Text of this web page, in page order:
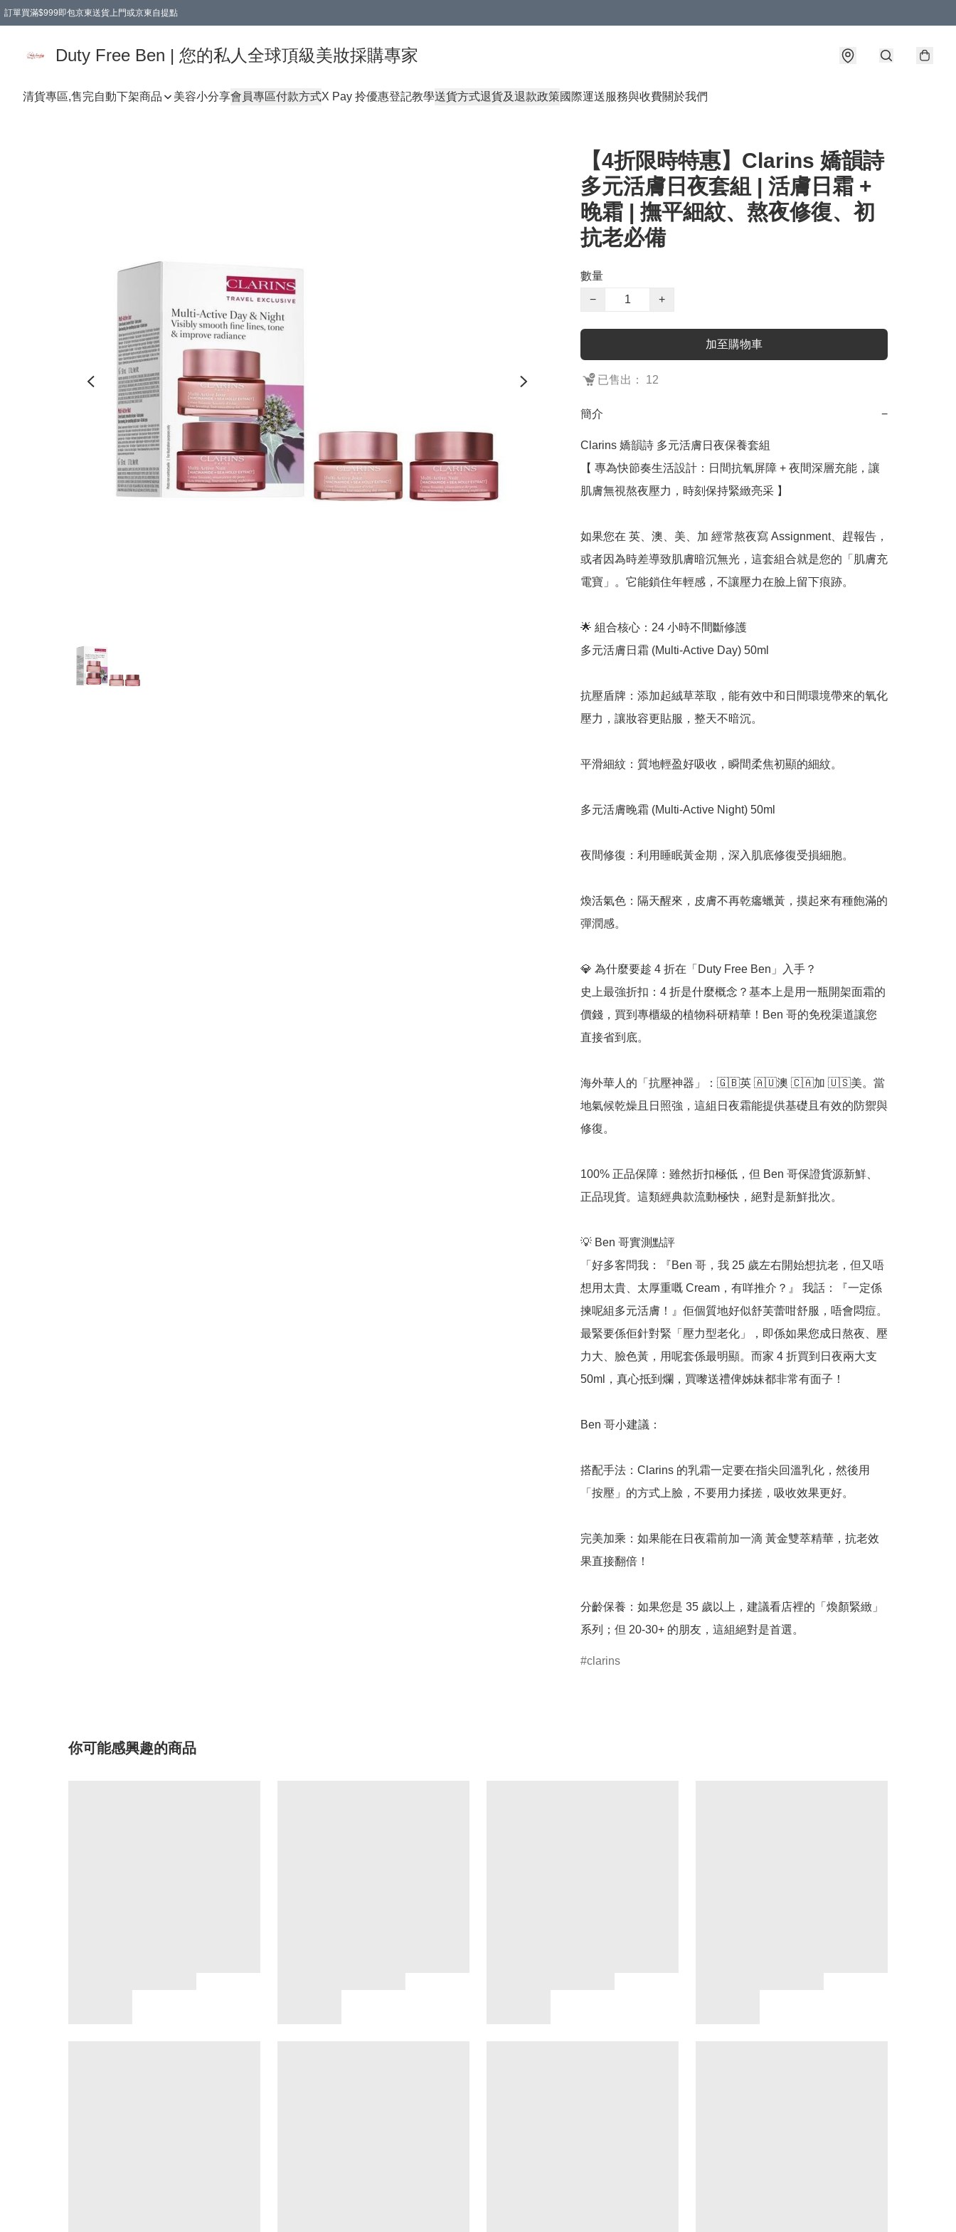
訂單買滿$999即包京東送貨上門或京東自提點
Duty Free Ben | 您的私人全球頂級美妝採購專家
清貨專區,售完自動下架商品 美容小分享會員專區付款方式X Pay 拎優惠登記教學送貨方式退貨及退款政策國際運送服務與收費關於我們
【4折限時特惠】Clarins 嬌韻詩
多元活膚日夜套組 | 活膚日霜 +
晚霜 | 撫平細紋、熬夜修復、初
抗老必備
數量
−
+
加至購物車
已售出： 12
簡介 −
Clarins 嬌韻詩 多元活膚日夜保養套組
【 專為快節奏生活設計：日間抗氧屏障 + 夜間深層充能，讓
肌膚無視熬夜壓力，時刻保持緊緻亮采 】
如果您在 英、澳、美、加 經常熬夜寫 Assignment、趕報告，
或者因為時差導致肌膚暗沉無光，這套組合就是您的「肌膚充
電寶」。它能鎖住年輕感，不讓壓力在臉上留下痕跡。
🌟 組合核心：24 小時不間斷修護
多元活膚日霜 (Multi-Active Day) 50ml
抗壓盾牌：添加起絨草萃取，能有效中和日間環境帶來的氧化
壓力，讓妝容更貼服，整天不暗沉。
平滑細紋：質地輕盈好吸收，瞬間柔焦初顯的細紋。
多元活膚晚霜 (Multi-Active Night) 50ml
夜間修復：利用睡眠黃金期，深入肌底修復受損細胞。
煥活氣色：隔天醒來，皮膚不再乾癟蠟黃，摸起來有種飽滿的
彈潤感。
💎 為什麼要趁 4 折在「Duty Free Ben」入手？
史上最強折扣：4 折是什麼概念？基本上是用一瓶開架面霜的
價錢，買到專櫃級的植物科研精華！Ben 哥的免稅渠道讓您
直接省到底。
海外華人的「抗壓神器」：🇬🇧英 🇦🇺澳 🇨🇦加 🇺🇸美。當
地氣候乾燥且日照強，這組日夜霜能提供基礎且有效的防禦與
修復。
100% 正品保障：雖然折扣極低，但 Ben 哥保證貨源新鮮、
正品現貨。這類經典款流動極快，絕對是新鮮批次。
💡 Ben 哥實測點評
「好多客問我：『Ben 哥，我 25 歲左右開始想抗老，但又唔
想用太貴、太厚重嘅 Cream，有咩推介？』 我話：『一定係
揀呢組多元活膚！』佢個質地好似舒芙蕾咁舒服，唔會悶痘。
最緊要係佢針對緊「壓力型老化」，即係如果您成日熬夜、壓
力大、臉色黃，用呢套係最明顯。而家 4 折買到日夜兩大支
50ml，真心抵到爛，買嚟送禮俾姊妹都非常有面子！
Ben 哥小建議：
搭配手法：Clarins 的乳霜一定要在指尖回溫乳化，然後用
「按壓」的方式上臉，不要用力揉搓，吸收效果更好。
完美加乘：如果能在日夜霜前加一滴 黃金雙萃精華，抗老效
果直接翻倍！
分齡保養：如果您是 35 歲以上，建議看店裡的「煥顏緊緻」
clarins
你可能感興趣的商品